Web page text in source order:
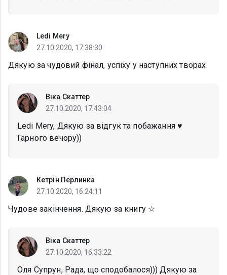
Ledi Mery
27.10.2020, 17:38:30
Дякую за чудовий фінал, успіху у наступних творах
Віка Скаттер
27.10.2020, 17:43:04
Ledi Mery, Дякую за відгук та побажання ♥️
Гарного вечору))
Кетрін Перлинка
27.10.2020, 16:24:11
Чудове закінчення. Дякую за книгу ☆
Віка Скаттер
27.10.2020, 16:33:22
Оля Супрун, Рада, що сподобалося))) Дякую за